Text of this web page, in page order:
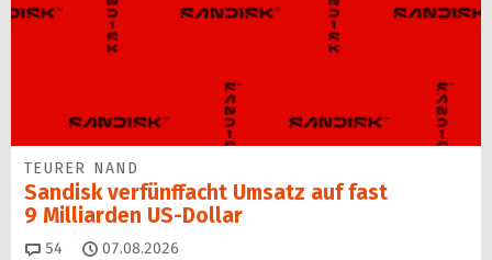
TEURER NAND
Sandisk verfünffacht Umsatz auf fast
9 Milliarden US-Dollar
54 Kommentare
07.08.2026